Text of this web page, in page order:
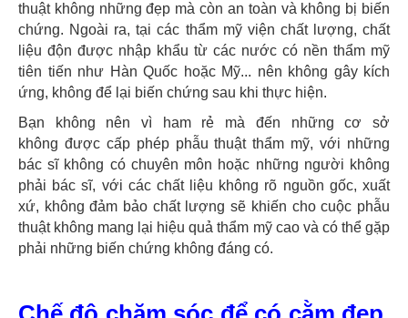
thuật không những đẹp mà còn an toàn và không bị biến
chứng. Ngoài ra, tại các thẩm mỹ viện chất lượng, chất
liệu độn được nhập khẩu từ các nước có nền thẩm mỹ
tiên tiến như Hàn Quốc hoặc Mỹ... nên không gây kích
ứng, không để lại biến chứng sau khi thực hiện.
Bạn không nên vì ham rẻ mà đến những cơ sở
không được cấp phép phẫu thuật thẩm mỹ, với những
bác sĩ không có chuyên môn hoặc những người không
phải bác sĩ, với các chất liệu không rõ nguồn gốc, xuất
xứ, không đảm bảo chất lượng sẽ khiến cho cuộc phẫu
thuật không mang lại hiệu quả thẩm mỹ cao và có thể gặp
phải những biến chứng không đáng có.